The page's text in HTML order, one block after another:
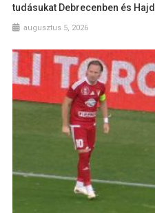
tudásukat Debrecenben és
augusztus 5, 2026